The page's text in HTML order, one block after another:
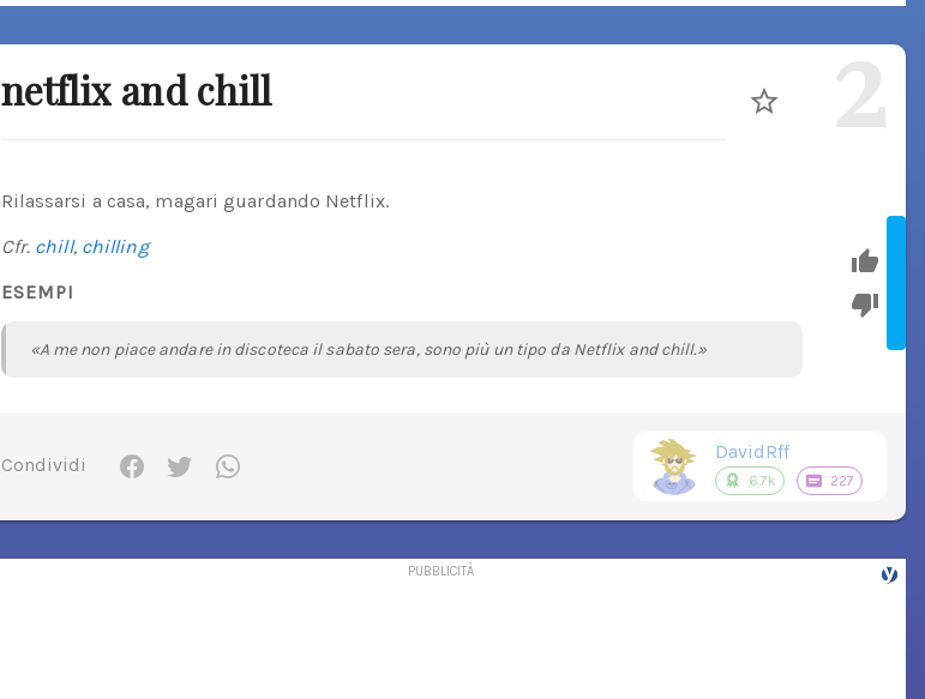
netflix and chill 2
Rilassarsi a casa, magari guardando Netflix.
Cfr. chill, chilling
ESEMPI
«A me non piace andare in discoteca il sabato sera, sono più un tipo da Netflix and chill.»
Condividi
DavidRff
6.7k 227